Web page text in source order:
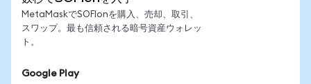
MetaMaskでSOFIonを購入、売却、取引、
スワップ。最も信頼される暗号資産ウォレッ
ト。
Google Play